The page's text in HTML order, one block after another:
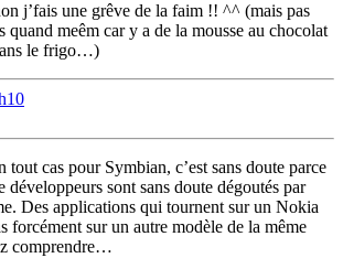
j’fais une grêve de la faim !! ^^ (mais pas
quand meêm car y a de la mousse au chocolat
le frigo…)
tout cas pour Symbian, c’est sans doute parce
développeurs sont sans doute dégoutés par
Des applications qui tournent sur un Nokia
forcément sur un autre modèle de la même
comprendre…